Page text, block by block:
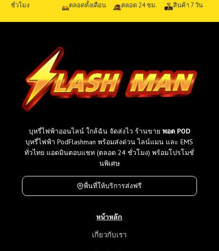
ชั่วโมง
ตลอดทั้งเดือน
ตลอด 24 ชม.
สินค้า 7 วัน
บุหรี่ไฟฟ้าออนไลน์ ใกล้ฉัน จัดส่งไว ร้านขาย พอต POD
บุหรี่ไฟฟ้า PodFlashman พร้อมส่งด่วน ไลน์แมน และ EMS
ทั่วไทย แอดมินตอบแชท (ตลอด 24 ชั่วโมง) พร้อมโปรโมชั่
นพิเศษ
พื่นที่ให้บริการส่งฟรี
หน้าหลัก
เกี่ยวกับเรา